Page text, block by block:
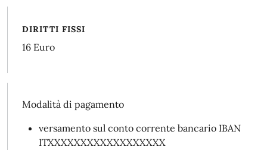
DIRITTI FISSI
16 Euro
Modalità di pagamento
versamento sul conto corrente bancario IBAN
ITXXXXXXXXXXXXXXXXXX